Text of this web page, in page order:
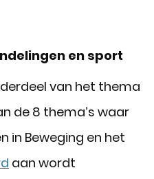
en sport
van het thema
de 8 thema’s waar
in Beweging en het
aan wordt